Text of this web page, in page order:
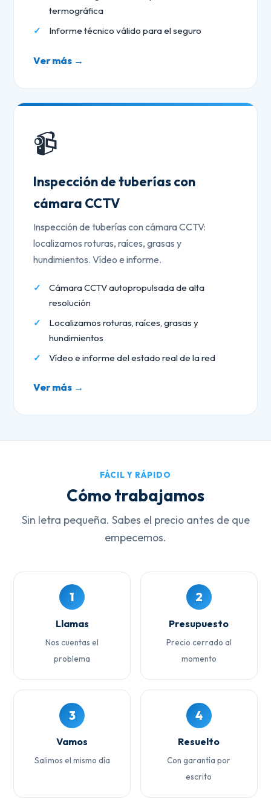
termográfica
Informe técnico válido para el seguro
Ver más →
📹
Inspección de tuberías con
cámara CCTV
Inspección de tuberías con cámara CCTV:
localizamos roturas, raíces, grasas y
hundimientos. Vídeo e informe.
Cámara CCTV autopropulsada de alta
resolución
Localizamos roturas, raíces, grasas y
hundimientos
Vídeo e informe del estado real de la red
Ver más →
FÁCIL Y RÁPIDO
Cómo trabajamos
Sin letra pequeña. Sabes el precio antes de que
empecemos.
1
Llamas
Nos cuentas el
problema
2
Presupuesto
Precio cerrado al
momento
3
Vamos
Salimos el mismo día
4
Resuelto
Con garantía por
escrito